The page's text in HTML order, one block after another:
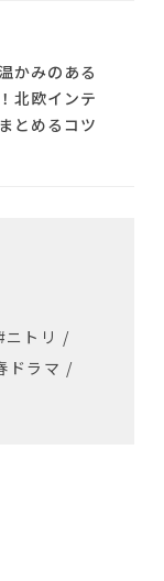
かみのある
北欧インテ
とめるコツ
ニトリ /
ドラマ /